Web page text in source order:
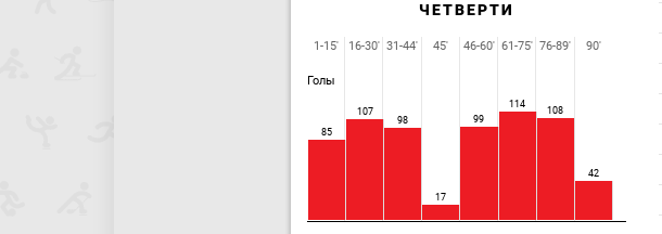
ЧЕТВЕРТИ
Голы
85
107
98
17
99
114
108
42
1-15' 16-30' 31-44' 45' 46-60' 61-75' 76-89' 90'